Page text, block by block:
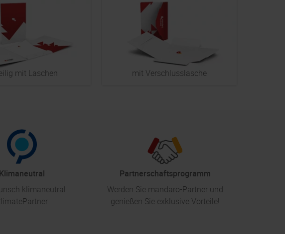
mit Laschen mit Verschlusslasche
Klimaneutral
klimaneutral
Partnerschaftsprogramm
Werden Sie mandaro-Partner und
genießen Sie exklusive Vorteile!